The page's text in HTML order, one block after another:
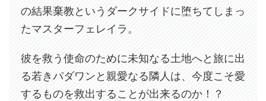
の結果棄教というダークサイドに堕ちてしまっ
たマスターフェレイラ。
彼を救う使命のために未知なる土地へと旅に出
る若きパダワンと親愛なる隣人は、今度こそ愛
するものを救出することが出来るのか！？